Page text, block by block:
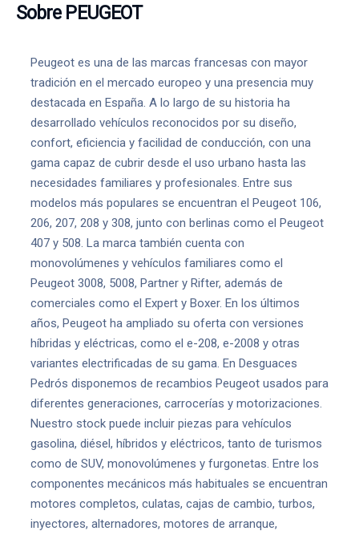
Sobre PEUGEOT
Peugeot es una de las marcas francesas con mayor
tradición en el mercado europeo y una presencia muy
destacada en España. A lo largo de su historia ha
desarrollado vehículos reconocidos por su diseño,
confort, eficiencia y facilidad de conducción, con una
gama capaz de cubrir desde el uso urbano hasta las
necesidades familiares y profesionales. Entre sus
modelos más populares se encuentran el Peugeot 106,
206, 207, 208 y 308, junto con berlinas como el Peugeot
407 y 508. La marca también cuenta con
monovolúmenes y vehículos familiares como el
Peugeot 3008, 5008, Partner y Rifter, además de
comerciales como el Expert y Boxer. En los últimos
años, Peugeot ha ampliado su oferta con versiones
híbridas y eléctricas, como el e-208, e-2008 y otras
variantes electrificadas de su gama. En Desguaces
Pedrós disponemos de recambios Peugeot usados para
diferentes generaciones, carrocerías y motorizaciones.
Nuestro stock puede incluir piezas para vehículos
gasolina, diésel, híbridos y eléctricos, tanto de turismos
como de SUV, monovolúmenes y furgonetas. Entre los
componentes mecánicos más habituales se encuentran
motores completos, culatas, cajas de cambio, turbos,
inyectores, alternadores, motores de arranque,